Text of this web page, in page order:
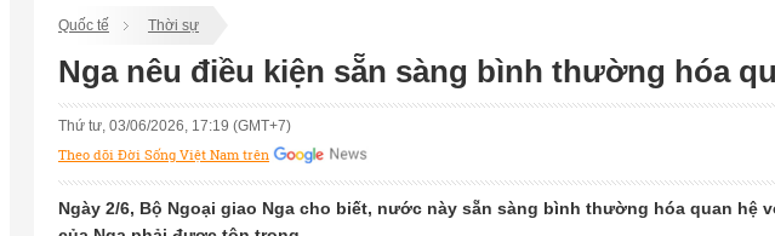
Quốc tế Thời sự
Nga nêu điều kiện sẵn sàng bình thường hóa
Thứ tư, 03/06/2026, 17:19 (GMT+7)
Theo dõi Đời Sống Việt Nam trên
Ngày 2/6, Bộ Ngoại giao Nga cho biết, nước này sẵn sàng bình thường hóa quan hệ